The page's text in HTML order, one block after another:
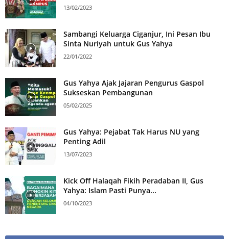
13/02/2023
Sambangi Keluarga Ciganjur, Ini Pesan Ibu
Sinta Nuriyah untuk Gus Yahya
22/01/2022
Gus Yahya Ajak Jajaran Pengurus Gaspol
Sukseskan Pembangunan
05/02/2025
Gus Yahya: Pejabat Tak Harus NU yang
Penting Adil
13/07/2023
Kick Off Halaqah Fikih Peradaban II, Gus
Yahya: Islam Pasti Punya...
04/10/2023